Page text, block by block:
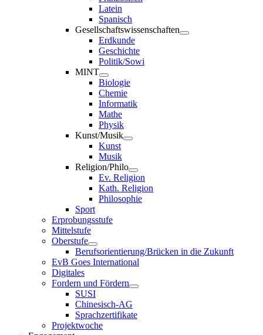
Latein
Spanisch
Gesellschaftswissenschaften
Erdkunde
Geschichte
Politik/Sowi
MINT
Biologie
Chemie
Informatik
Mathe
Physik
Kunst/Musik
Kunst
Musik
Religion/Philo
Ev. Religion
Kath. Religion
Philosophie
Sport
Erprobungsstufe
Mittelstufe
Oberstufe
Berufsorientierung/Brücken in die Zukunft
EvB Goes International
Digitales
Fordern und Fördern
SUSI
Chinesisch-AG
Sprachzertifikate
Projektwoche